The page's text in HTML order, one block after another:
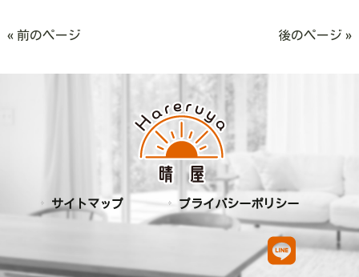
« 前のページ 後のページ »
サイトマップ プライバシーポリシー